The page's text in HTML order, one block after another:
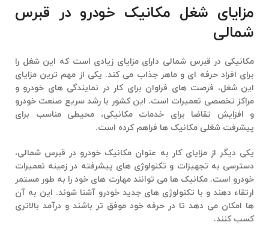
مزایای شغل مکانیک خودرو در قبرس
شمالی
مکانیکی در قبرس شمالی دارای مزایای زیادی است که این شغل را
برای افراد حرفه ای و ماهر جذاب می کند. یکی از مهم ترین مزایای
این شغل، فرصت های فراوان برای کار در نمایندگی های خودرو و
مراکز تخصصی تعمیرات است. این کشور با رشد سریع صنعت خودرو
و افزایش تقاضا برای خدمات مکانیکی، محیطی مناسب برای
پیشرفت شغلی مکانیک ها فراهم کرده است.
یکی دیگر از مزایای کار به عنوان مکانیک خودرو در قبرس شمالی،
دسترسی به تجهیزات و تکنولوژی های پیشرفته در زمینه تعمیرات
خودرو است. مکانیک ها می توانند مهارت های خود را به طور مستمر
ارتقاء دهند و با تکنولوژی های جدید خودرو آشنا شوند. این به آن
ها امکان می دهد تا در حرفه خود موفق تر باشند و درآمد بالاتری
کسب کنند.